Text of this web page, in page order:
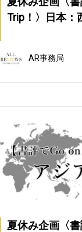
Trip！〉日本：
AR事務局
夏休み企画〈書